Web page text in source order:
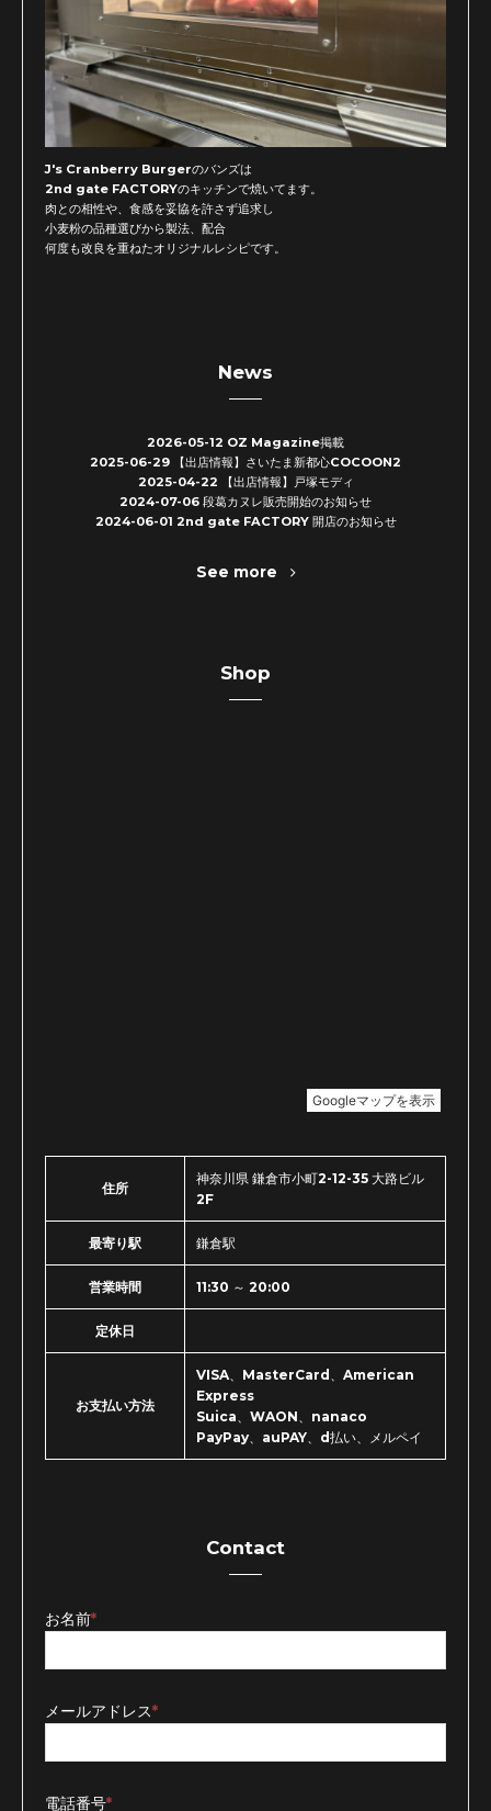
J's Cranberry Burgerのバンズは
2nd gate FACTORYのキッチンで焼いてます。
肉との相性や、食感を妥協を許さず追求し
小麦粉の品種選びから製法、配合
何度も改良を重ねたオリジナルレシピです。
News
2026-05-12 OZ Magazine掲載
2025-06-29
【出店情報】さいたま新都心COCOON2
2025-04-22
【出店情報】戸塚モディ
2024-07-06 段葛カヌレ販売開始のお知らせ
2024-06-01 2nd gate FACTORY 開店のお知らせ
See more
Shop
住所
神奈川県 鎌倉市小町2-12-35 大路ビル
2F
最寄り駅 鎌倉駅
営業時間 11:30 ～ 20:00
定休日
お支払い方法
VISA、MasterCard、American
Express
Suica、WAON、nanaco
PayPay、auPAY、d払い、メルペイ
Contact
お名前*
メールアドレス*
電話番号*